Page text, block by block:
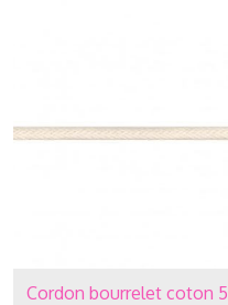
Cordon bourrelet coton 5